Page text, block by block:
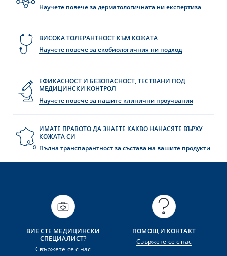
Научете повече за дерматологичната ни експертиза
ВИСОКА ТОЛЕРАНТНОСТ КЪМ КОЖАТА
Научете повече за екобиологичния ни подход
ЕФИКАСНОСТ И БЕЗОПАСНОСТ, ТЕСТВАНИ ПОД
МЕДИЦИНСКИ КОНТРОЛ
Научете повече за нашите клинични проучвания
ИМАТЕ ПРАВОТО ДА ЗНАЕТЕ КАКВО НАНАСЯТЕ ВЪРХУ
КОЖАТА СИ
Пълна транспарантност за състава на вашите продукти
ВИЕ СТЕ МЕДИЦИНСКИ
СПЕЦИАЛИСТ?
Свържете се с нас
ПОМОЩ И КОНТАКТ
Свържете се с нас